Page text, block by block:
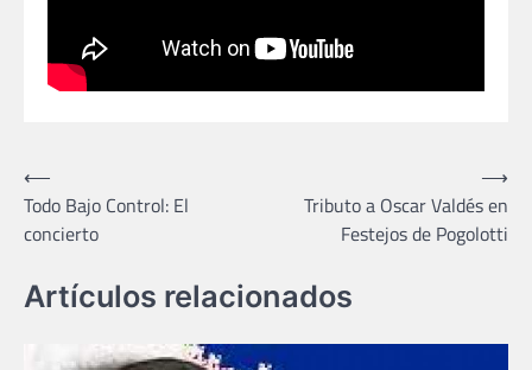
Navegación
de
entradas
⟵
Todo Bajo Control: El
concierto
Tributo a Oscar Valdés en
Festejos de Pogolotti
⟶
Artículos relacionados